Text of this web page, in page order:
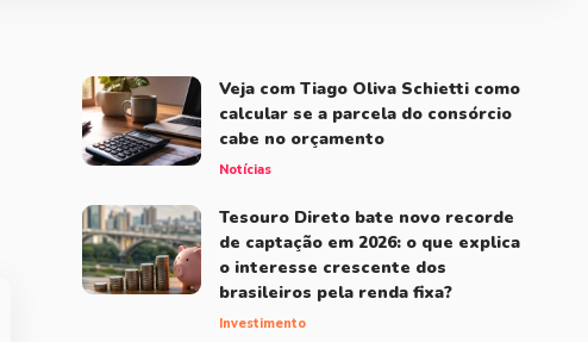
Veja com Tiago Oliva Schietti como
calcular se a parcela do consórcio
cabe no orçamento
Notícias
Tesouro Direto bate novo recorde
de captação em 2026: o que explica
o interesse crescente dos
brasileiros pela renda fixa?
Investimento